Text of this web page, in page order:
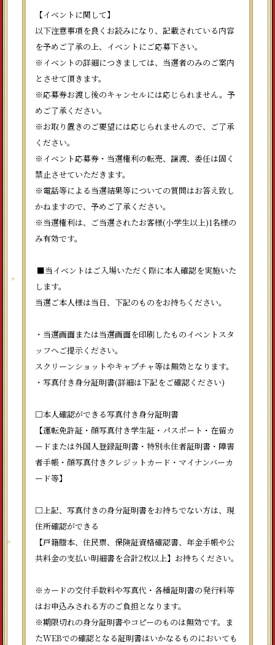
【イベントに関して】
以下注意事項を良くお読みになり、記載されている内容
を予めご了承の上、イベントにご応募下さい。
※イベントの詳細につきましては、当選者のみのご案内
とさせて頂きます。
※応募券お渡し後のキャンセルには応じられません。予
めご了承ください。
※お取り置きのご要望には応じられませんので、ご了承
ください。
※イベント応募券・当選権利の転売、譲渡、委任は固く
禁止させていただきます。
※電話等による当選結果等についての質問はお答え致し
かねますので、予めご了承ください。
※当選権利は、ご当選されたお客様(小学生以上)1名様の
み有効です。
■当イベントはご入場いただく際に本人確認を実施いた
します。
当選ご本人様は当日、下記のものをお持ちください。
・当選画面または当選画面を印刷したものイベントスタ
ッフへご提示ください。
スクリーンショットやキャプチャ等は無効となります。
・写真付き身分証明書(詳細は下記をご確認ください)
□本人確認ができる写真付き身分証明書
【運転免許証・顔写真付き学生証・パスポート・在留カ
ードまたは外国人登録証明書・特別永住者証明書・障害
者手帳・顔写真付きクレジットカード・マイナンバーカ
ード等】
□上記、写真付きの身分証明書をお持ちでない方は、現
住所確認ができる
【戸籍謄本、住民票、保険証資格確認書、年金手帳や公
共料金の支払い明細書を合計2枚以上】お持ちください。
※カードの交付手数料や写真代・各種証明書の発行料等
はお申込みされる方のご負担となります。
※期限切れの身分証明書やコピーのものは無効です。ま
たWEBでの確認となる証明書はいかなるものにおいても